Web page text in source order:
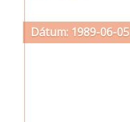
Dátum: 1989-06-05